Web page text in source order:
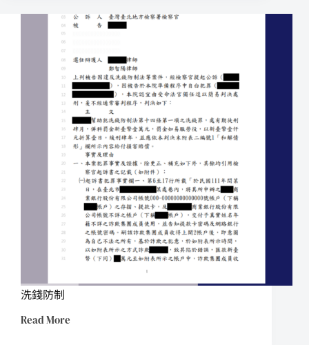
洗錢防制
Read More